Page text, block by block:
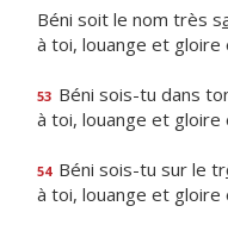
Béni soit le nom très s
à toi, louange et gloire
53 Béni sois-tu dans
à toi, louange et gloire
54 Béni sois-tu sur le tr
à toi, louange et gloire